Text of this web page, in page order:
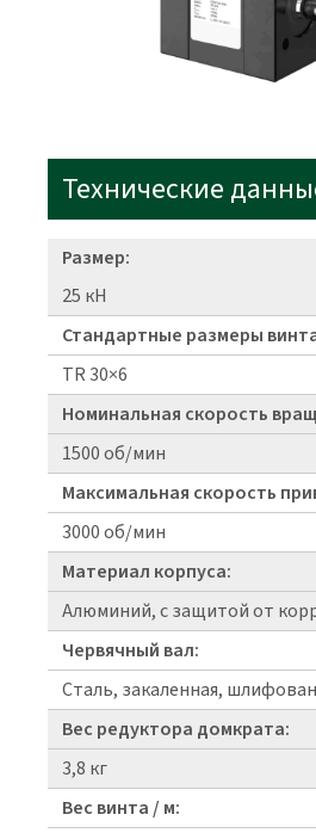
Технические
Размер:
25 кН
Стандартные размеры
TR 30×6
Номинальная скорость
1500 об/мин
Максимальная скорость
3000 об/мин
Материал корпуса:
Алюминий, с защитой от
Червячный вал:
Сталь, закаленная,
Вес редуктора домкрата:
3,8 кг
Вес винта / м: